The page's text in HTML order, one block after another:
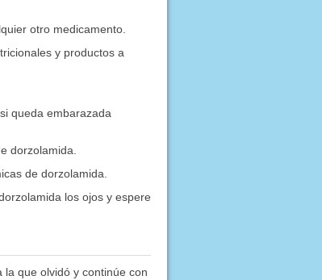
otro medicamento.
y productos a
queda embarazada
dorzolamida.
de dorzolamida.
los ojos y espere
que olvidó y continúe con